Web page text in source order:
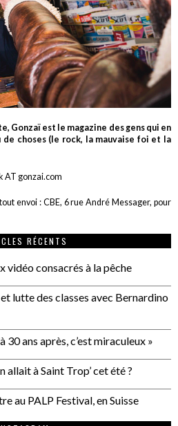
Gonzaï est le magazine des gens qui en
choses (le rock, la mauvaise foi et la
AT gonzai.com
envoi : CBE, 6 rue André Messager, pour
RÉCENTS
vidéo consacrés à la pêche
lutte des classes avec Bernardino
30 ans après, c’est miraculeux »
allait à Saint Trop’ cet été ?
au PALP Festival, en Suisse